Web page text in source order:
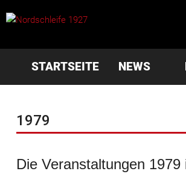
STARTSEITE NEWS
1979
Die Veranstaltungen